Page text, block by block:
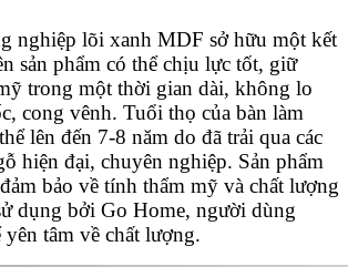
nghiệp lõi xanh MDF sở hữu một kết
sản phẩm có thể chịu lực tốt, giữ
trong một thời gian dài, không lo
cong vênh. Tuổi thọ của bàn làm
lên đến 7-8 năm do đã trải qua các
hiện đại, chuyên nghiệp. Sản phẩm
bảo về tính thẩm mỹ và chất lượng
dụng bởi Go Home, người dùng
yên tâm về chất lượng.